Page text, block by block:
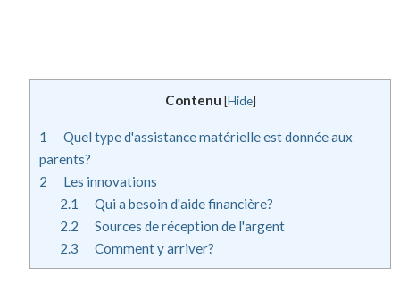
Contenu [Hide]
1
Quel type d'assistance matérielle est donnée aux
parents?
2
Les innovations
2.1
Qui a besoin d'aide financière?
2.2
Sources de réception de l'argent
2.3
Comment y arriver?